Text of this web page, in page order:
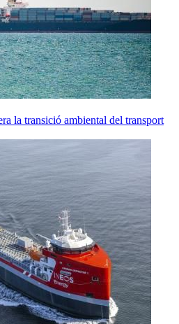
la transició ambiental del transport